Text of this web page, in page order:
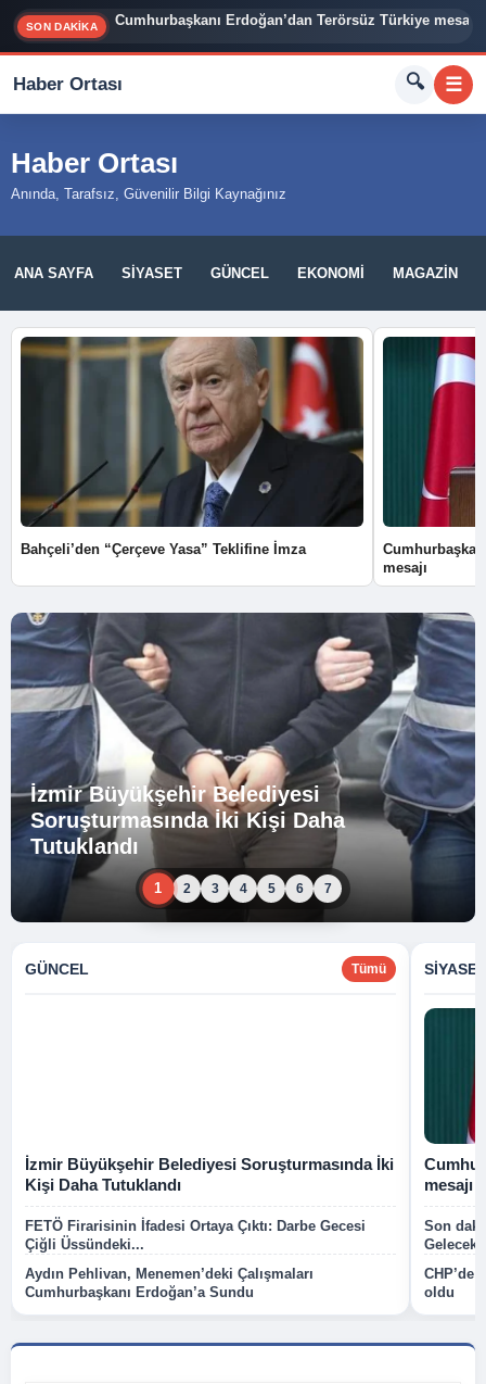
SON DAKİKA Cumhurbaşkanı Erdoğan’dan Terörsüz Türkiye mesajı
Haber Ortası 🔍 ☰
Haber Ortası
Anında, Tarafsız, Güvenilir Bilgi Kaynağınız
ANA SAYFA SIYASET GÜNCEL EKONOMI MAGAZIN
Bahçeli’den “Çerçeve Yasa” Teklifine İmza
mesajı
İzmir Büyükşehir Belediyesi
Soruşturmasında İki Kişi Daha
Tutuklandı
1 2 3 4 5 6 7
GÜNCEL Tümü
İzmir Büyükşehir Belediyesi Soruşturmasında İki
Kişi Daha Tutuklandı
FETÖ Firarisinin İfadesi Ortaya Çıktı: Darbe Gecesi
Çiğli Üssündeki...
Aydın Pehlivan, Menemen’deki Çalışmaları
Cumhurbaşkanı Erdoğan’a Sundu
mesajı
Son
Gelecek
CHP’de
oldu